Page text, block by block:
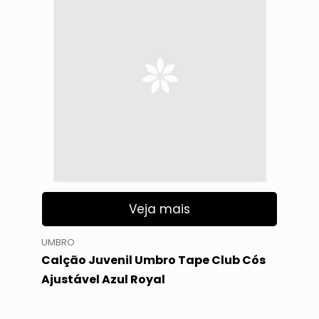
Veja mais
UMBRO
Calção Juvenil Umbro Tape Club Cós
Ajustável Azul Royal